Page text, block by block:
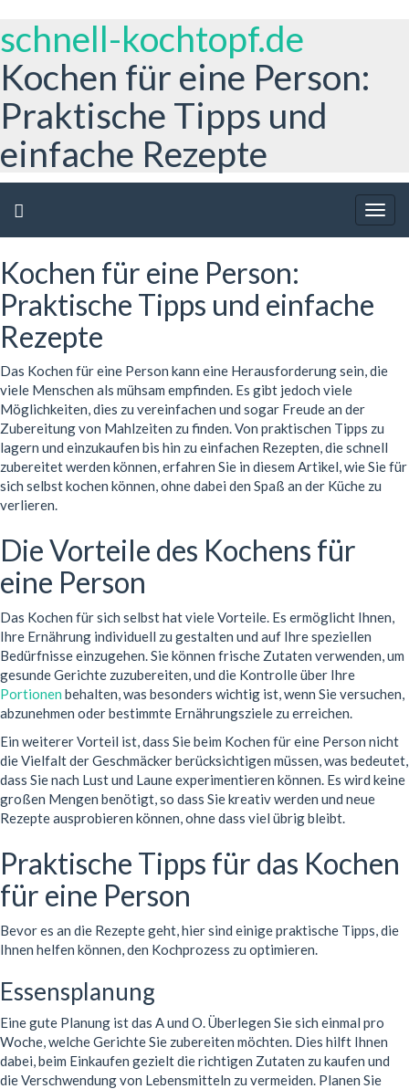
schnell-kochtopf.de
Kochen für eine Person:
Praktische Tipps und
einfache Rezepte
Kochen für eine Person:
Praktische Tipps und einfache
Rezepte
Das Kochen für eine Person kann eine Herausforderung sein, die
viele Menschen als mühsam empfinden. Es gibt jedoch viele
Möglichkeiten, dies zu vereinfachen und sogar Freude an der
Zubereitung von Mahlzeiten zu finden. Von praktischen Tipps zu
lagern und einzukaufen bis hin zu einfachen Rezepten, die schnell
zubereitet werden können, erfahren Sie in diesem Artikel, wie Sie für
sich selbst kochen können, ohne dabei den Spaß an der Küche zu
verlieren.
Die Vorteile des Kochens für
eine Person
Das Kochen für sich selbst hat viele Vorteile. Es ermöglicht Ihnen,
Ihre Ernährung individuell zu gestalten und auf Ihre speziellen
Bedürfnisse einzugehen. Sie können frische Zutaten verwenden, um
gesunde Gerichte zuzubereiten, und die Kontrolle über Ihre
Portionen behalten, was besonders wichtig ist, wenn Sie versuchen,
abzunehmen oder bestimmte Ernährungsziele zu erreichen.
Ein weiterer Vorteil ist, dass Sie beim Kochen für eine Person nicht
die Vielfalt der Geschmäcker berücksichtigen müssen, was bedeutet,
dass Sie nach Lust und Laune experimentieren können. Es wird keine
großen Mengen benötigt, so dass Sie kreativ werden und neue
Rezepte ausprobieren können, ohne dass viel übrig bleibt.
Praktische Tipps für das Kochen
für eine Person
Bevor es an die Rezepte geht, hier sind einige praktische Tipps, die
Ihnen helfen können, den Kochprozess zu optimieren.
Essensplanung
Eine gute Planung ist das A und O. Überlegen Sie sich einmal pro
Woche, welche Gerichte Sie zubereiten möchten. Dies hilft Ihnen
dabei, beim Einkaufen gezielt die richtigen Zutaten zu kaufen und
die Verschwendung von Lebensmitteln zu vermeiden. Planen Sie